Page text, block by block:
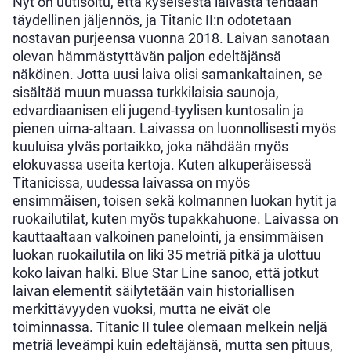
täydellinen jäljennös, ja Titanic II:n odotetaan
nostavan purjeensa vuonna 2018. Laivan sanotaan
olevan hämmästyttävän paljon edeltäjänsä
näköinen. Jotta uusi laiva olisi samankaltainen, se
sisältää muun muassa turkkilaisia saunoja,
edvardiaanisen eli jugend-tyylisen kuntosalin ja
pienen uima-altaan. Laivassa on luonnollisesti myös
kuuluisa ylväs portaikko, joka nähdään myös
elokuvassa useita kertoja. Kuten alkuperäisessä
Titanicissa, uudessa laivassa on myös
ensimmäisen, toisen sekä kolmannen luokan hytit ja
ruokailutilat, kuten myös tupakkahuone. Laivassa on
kauttaaltaan valkoinen panelointi, ja ensimmäisen
luokan ruokailutila on liki 35 metriä pitkä ja ulottuu
koko laivan halki. Blue Star Line sanoo, että jotkut
laivan elementit säilytetään vain historiallisen
merkittävyyden vuoksi, mutta ne eivät ole
toiminnassa. Titanic II tulee olemaan melkein neljä
metriä leveämpi kuin edeltäjänsä, mutta sen pituus,